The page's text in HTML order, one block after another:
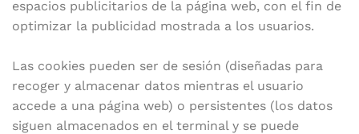
espacios publicitarios de la página web, con el fin de
optimizar la publicidad mostrada a los usuarios.
Las cookies pueden ser de sesión (diseñadas para
recoger y almacenar datos mientras el usuario
accede a una página web) o persistentes (los datos
siguen almacenados en el terminal y se puede